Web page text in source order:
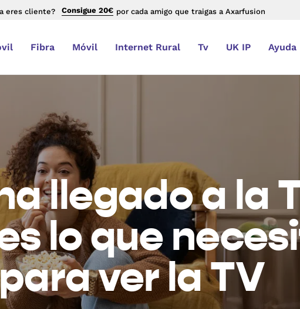
eres cliente? Consigue 20€ por cada amigo que traigas a Axarfusion
Fibra Móvil Internet Rural Tv UK IP Ayuda
llegado a la
lo que
ver la TV